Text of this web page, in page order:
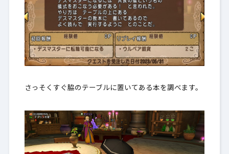
さっそくすぐ脇のテーブルに置いてある本を調べます。